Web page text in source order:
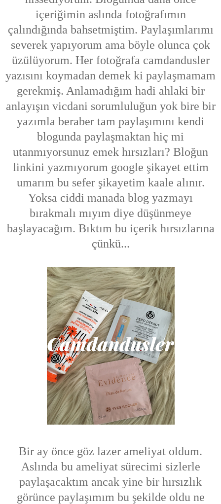
içeriğimin aslında fotoğrafımın
çalındığında bahsetmiştim. Paylaşımlarımı
severek yapıyorum ama böyle olunca çok
üzülüyorum. Her fotoğrafa camdandusler
yazısını koymadan demek ki paylaşmamam
gerekmiş. Anlamadığım hadi ahlaki bir
anlayışın vicdani sorumluluğun yok bire bir
yazımla beraber tam paylaşımını kendi
blogunda paylaşmaktan hiç mi
utanmıyorsunuz emek hırsızları? Bloğun
linkini yazmıyorum google şikayet ettim
umarım bu sefer şikayetim kaale alınır.
Yoksa ciddi manada blog yazmayı
bırakmalı mıyım diye düşünmeye
başlayacağım. Bıktım bu içerik hırsızlarına
çünkü...
Bir ay önce göz lazer ameliyat oldum.
Aslında bu ameliyat sürecimi sizlerle
paylaşacaktım ancak yine bir hırsızlık
görünce paylaşımım bu şekilde oldu ne